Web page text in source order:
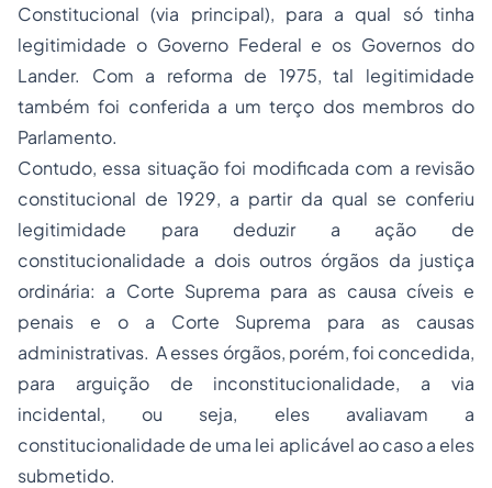
Constitucional (via principal), para a qual só tinha
legitimidade o Governo Federal e os Governos do
Lander. Com a reforma de 1975, tal legitimidade
também foi conferida a um terço dos membros do
Parlamento.
Contudo, essa situação foi modificada com a revisão
constitucional de 1929, a partir da qual se conferiu
legitimidade para deduzir a ação de
constitucionalidade a dois outros órgãos da justiça
ordinária: a Corte Suprema para as causa cíveis e
penais e o a Corte Suprema para as causas
administrativas. A esses órgãos, porém, foi concedida,
para arguição de inconstitucionalidade, a via
incidental, ou seja, eles avaliavam a
constitucionalidade de uma lei aplicável ao caso a eles
submetido.